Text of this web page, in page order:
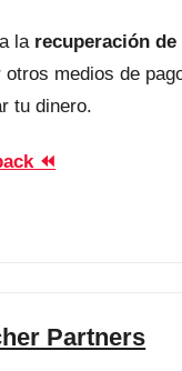
la recuperación
medios de
tu dinero.
⏪
Partners